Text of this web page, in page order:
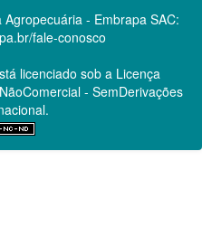
- Embrapa SAC:
fale-conosco
licenciado sob a Licença
- SemDerivações